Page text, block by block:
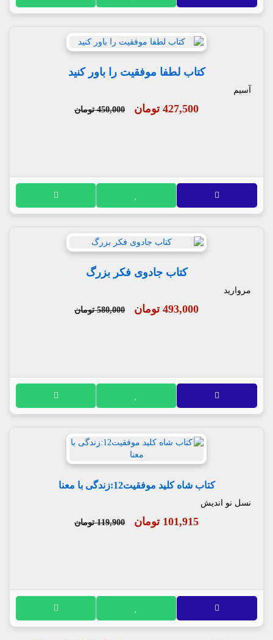
کتاب لطفا موفقیت را باور کنید
آسیم
427,500 تومان 450,000 تومان
کتاب جادوی فکر بزرگ
مروارید
493,000 تومان 580,000 تومان
کتاب شاه کلید موفقیت12:زندگی با معنا
نسل نو اندیش
101,915 تومان 119,900 تومان